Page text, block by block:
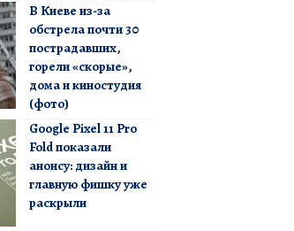
В Киеве из-за
обстрела почти 30
пострадавших,
горели «скорые»,
дома и киностудия
(фото)
Google Pixel 11 Pro
Fold показали
анонсу: дизайн и
главную фишку уже
раскрыли